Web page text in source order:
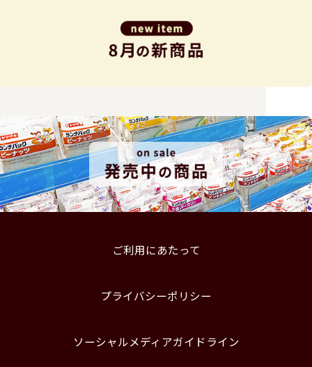
ご利用にあたって
プライバシーポリシー
ソーシャルメディアガイドライン